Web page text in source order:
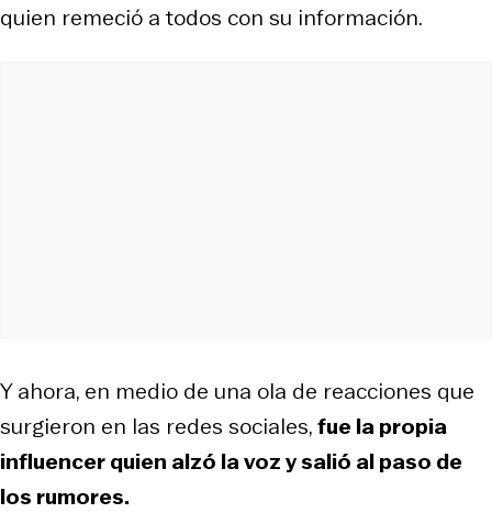
quien remeció a todos con su información.
Y ahora, en medio de una ola de reacciones que
surgieron en las redes sociales,fue la propia
influencer quien alzó la voz y salió al paso de
los rumores.